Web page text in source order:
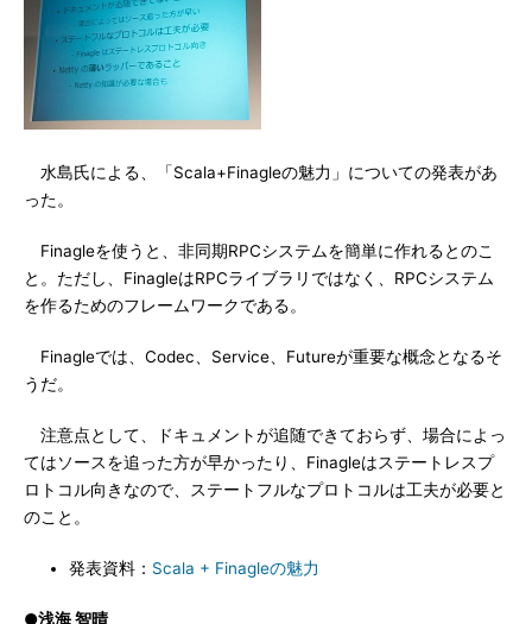
水島氏による、「Scala+Finagleの魅力」についての発表があ
った。
Finagleを使うと、非同期RPCシステムを簡単に作れるとのこ
と。ただし、FinagleはRPCライブラリではなく、RPCシステム
を作るためのフレームワークである。
Finagleでは、Codec、Service、Futureが重要な概念となるそ
うだ。
注意点として、ドキュメントが追随できておらず、場合によっ
てはソースを追った方が早かったり、Finagleはステートレスプ
ロトコル向きなので、ステートフルなプロトコルは工夫が必要と
のこと。
発表資料： Scala + Finagleの魅力
●浅海 智晴